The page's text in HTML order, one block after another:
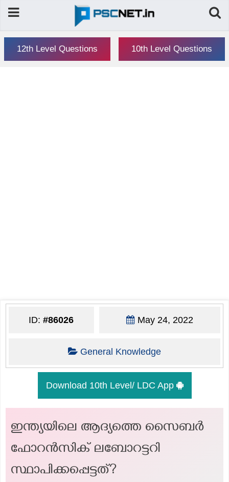
12th Level Questions 10th Level Questions
ID:#86026 May 24, 2022
General Knowledge
Download 10th Level/ LDC App
ഇന്ത്യയിലെ ആദ്യത്തെ സൈബർ
ഫോറൻസിക് ലബോറട്ടറി
സ്ഥാപിക്കപ്പെട്ടത്?